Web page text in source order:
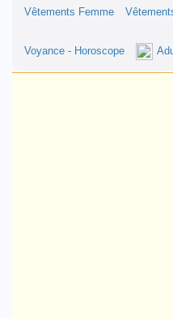
Vêtements Femme
Voyance - Horoscope